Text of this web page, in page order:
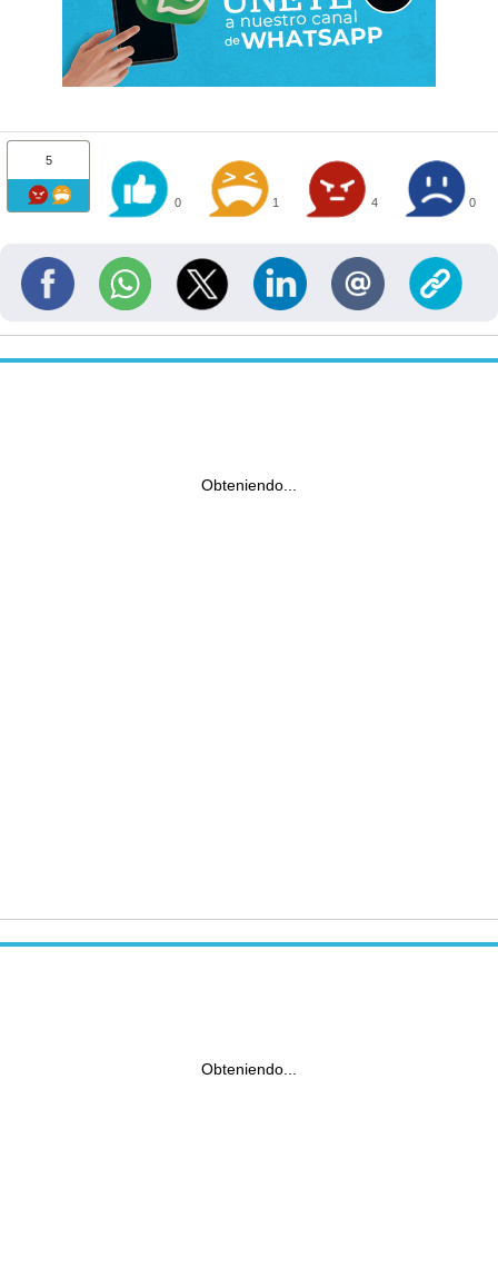
5
0 1 4 0
Obteniendo...
Obteniendo...